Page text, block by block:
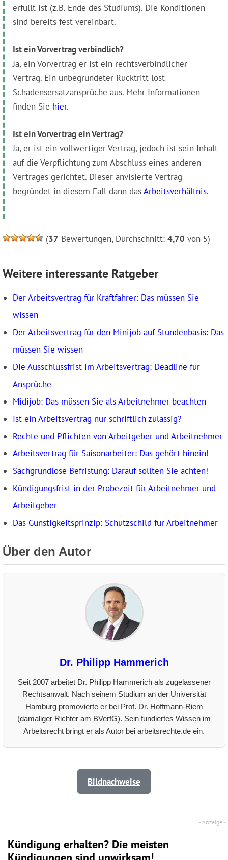
erfüllt ist (z.B. Ende des Studiums). Die Konditionen
sind bereits fest vereinbart.
Ist ein Vorvertrag verbindlich?
Ja, ein Vorvertrag er ist ein rechtsverbindlicher
Vertrag. Ein unbegründeter Rücktritt löst
Schadensersatzansprüche aus. Mehr Informationen
finden Sie hier.
Ist ein Vorvertrag ein Vertrag?
Ja, er ist ein vollwertiger Vertrag, jedoch ist sein Inhalt
auf die Verpflichtung zum Abschluss eines anderen
Vertrages gerichtet. Dieser anvisierte Vertrag
begründet in diesem Fall dann dasArbeitsverhältnis.
(37 Bewertungen, Durchschnitt: 4,70 von 5)
Weitere interessante Ratgeber
Der Arbeitsvertrag für Kraftfahrer: Das müssen Sie
wissen
Der Arbeitsvertrag für den Minijob auf Stundenbasis: Das
müssen Sie wissen
Die Ausschlussfrist im Arbeitsvertrag: Deadline für
Ansprüche
Midijob: Das müssen Sie als Arbeitnehmer beachten
Ist ein Arbeitsvertrag nur schriftlich zulässig?
Rechte und Pflichten von Arbeitgeber und Arbeitnehmer
Arbeitsvertrag für Saisonarbeiter: Das gehört hinein!
Sachgrundlose Befristung: Darauf sollten Sie achten!
Kündigungsfrist in der Probezeit für Arbeitnehmer und
Arbeitgeber
Das Günstigkeitsprinzip: Schutzschild für Arbeitnehmer
Über den Autor
Dr. Philipp Hammerich
Seit 2007 arbeitet Dr. Philipp Hammerich als zugelassener
Rechtsanwalt. Nach seinem Studium an der Universität
Hamburg promovierte er bei Prof. Dr. Hoffmann-Riem
(damaliger Richter am BVerfG). Sein fundiertes Wissen im
Arbeitsrecht bringt er als Autor bei arbeitsrechte.de ein.
Bildnachweise
Kündigung erhalten? Die meisten